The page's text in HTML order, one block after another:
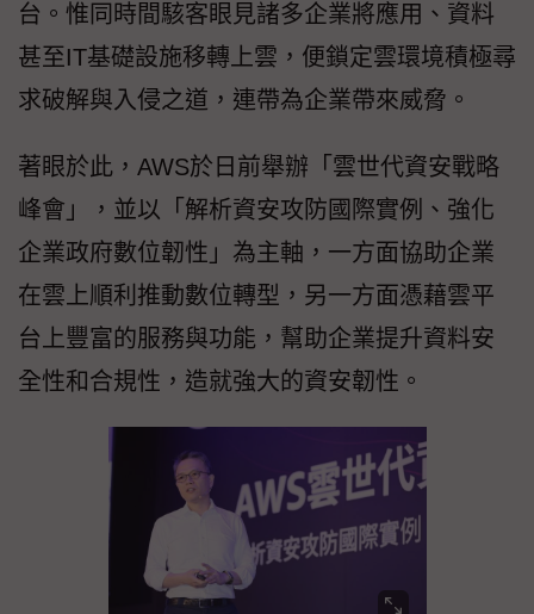
台。惟同時間駭客眼見諸多企業將應用、資料
甚至IT基礎設施移轉上雲，便鎖定雲環境積極尋
求破解與入侵之道，連帶為企業帶來威脅。
著眼於此，AWS於日前舉辦「雲世代資安戰略
峰會」，並以「解析資安攻防國際實例、強化
企業政府數位韌性」為主軸，一方面協助企業
在雲上順利推動數位轉型，另一方面憑藉雲平
台上豐富的服務與功能，幫助企業提升資料安
全性和合規性，造就強大的資安韌性。